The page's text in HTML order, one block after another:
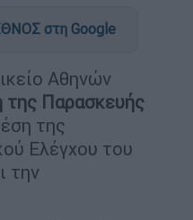
στη Google
Αθηνών
της Παρασκευής
της
Ελέγχου του
την